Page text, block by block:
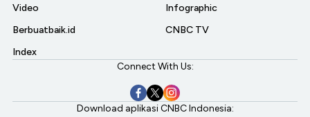
Video
Berbuatbaik.id
Index
Infographic
CNBC TV
Connect With Us:
Download aplikasi CNBC Indonesia: